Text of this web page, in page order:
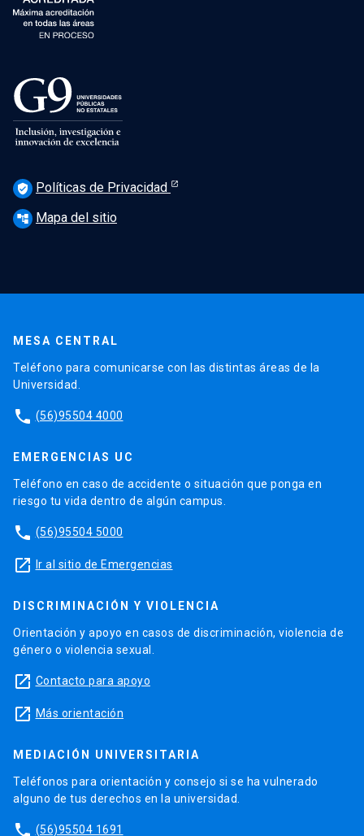
verified_user Políticas de Privacidad
account_tree Mapa del sitio
MESA CENTRAL
Teléfono para comunicarse con las distintas áreas de la
Universidad.
phone (56)95504 4000
EMERGENCIAS UC
Teléfono en caso de accidente o situación que ponga en
riesgo tu vida dentro de algún campus.
phone (56)95504 5000
launch Ir al sitio de Emergencias
DISCRIMINACIÓN Y VIOLENCIA
Orientación y apoyo en casos de discriminación, violencia de
género o violencia sexual.
launch Contacto para apoyo
launch Más orientación
MEDIACIÓN UNIVERSITARIA
Teléfonos para orientación y consejo si se ha vulnerado
alguno de tus derechos en la universidad.
phone (56)95504 1691